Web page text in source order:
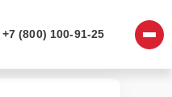
+7 (800) 100-91-25